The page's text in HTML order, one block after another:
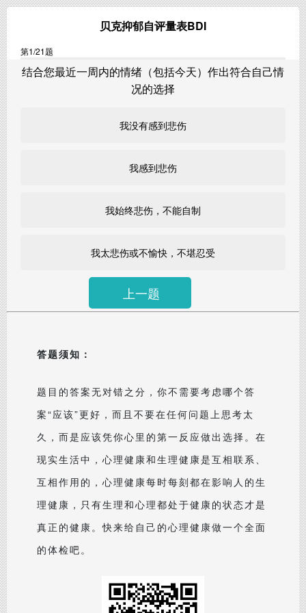
贝克抑郁自评量表BDI
第1/21题
结合您最近一周内的情绪（包括今天）作出符合自己情
况的选择
我没有感到悲伤
我感到悲伤
我始终悲伤，不能自制
我太悲伤或不愉快，不堪忍受
上一题
答题须知：
题目的答案无对错之分，你不需要考虑哪个答
案“应该”更好，而且不要在任何问题上思考太
久，而是应该凭你心里的第一反应做出选择。在
现实生活中，心理健康和生理健康是互相联系、
互相作用的，心理健康每时每刻都在影响人的生
理健康，只有生理和心理都处于健康的状态才是
真正的健康。快来给自己的心理健康做一个全面
的体检吧。